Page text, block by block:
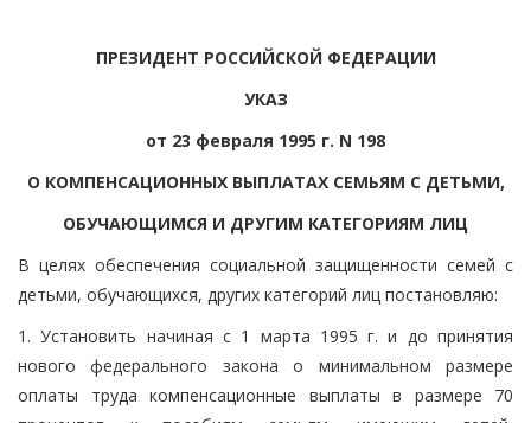
ПРЕЗИДЕНТ РОССИЙСКОЙ ФЕДЕРАЦИИ
УКАЗ
от 23 февраля 1995 г. N 198
О КОМПЕНСАЦИОННЫХ ВЫПЛАТАХ СЕМЬЯМ С ДЕТЬМИ,
ОБУЧАЮЩИМСЯ И ДРУГИМ КАТЕГОРИЯМ ЛИЦ
В целях обеспечения социальной защищенности семей с
детьми, обучающихся, других категорий лиц постановляю:
1. Установить начиная с 1 марта 1995 г. и до принятия
нового федерального закона о минимальном размере
оплаты труда компенсационные выплаты в размере 70